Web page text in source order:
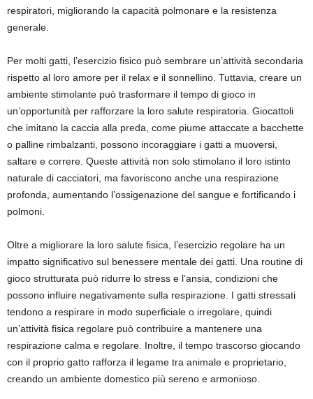
respiratori, migliorando la capacità polmonare e la resistenza
generale.
Per molti gatti, l’esercizio fisico può sembrare un’attività secondaria
rispetto al loro amore per il relax e il sonnellino. Tuttavia, creare un
ambiente stimolante può trasformare il tempo di gioco in
un’opportunità per rafforzare la loro salute respiratoria. Giocattoli
che imitano la caccia alla preda, come piume attaccate a bacchette
o palline rimbalzanti, possono incoraggiare i gatti a muoversi,
saltare e correre. Queste attività non solo stimolano il loro istinto
naturale di cacciatori, ma favoriscono anche una respirazione
profonda, aumentando l’ossigenazione del sangue e fortificando i
polmoni.
Oltre a migliorare la loro salute fisica, l’esercizio regolare ha un
impatto significativo sul benessere mentale dei gatti. Una routine di
gioco strutturata può ridurre lo stress e l’ansia, condizioni che
possono influire negativamente sulla respirazione. I gatti stressati
tendono a respirare in modo superficiale o irregolare, quindi
un’attività fisica regolare può contribuire a mantenere una
respirazione calma e regolare. Inoltre, il tempo trascorso giocando
con il proprio gatto rafforza il legame tra animale e proprietario,
creando un ambiente domestico più sereno e armonioso.